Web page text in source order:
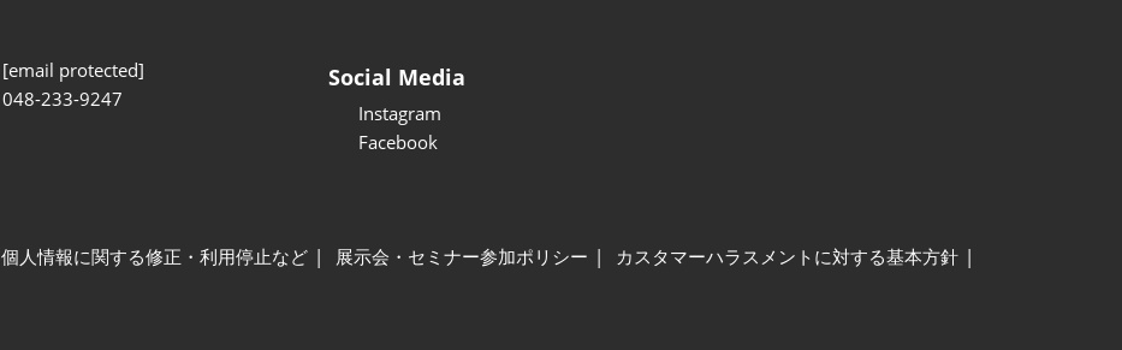
[email protected]
048-233-9247
Social Media
Instagram
Facebook
個人情報に関する修正・利用停止など 展示会・セミナー参加ポリシー
カスタマーハラスメントに対する基本方針